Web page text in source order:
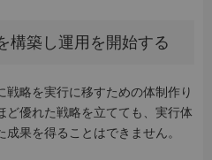
構築し運用を開始する
略を実行に移すための体制作り
ど優れた戦略を立てても、実行体
果を得ることはできません。